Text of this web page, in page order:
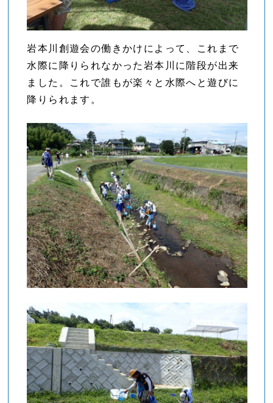
岩本川創遊会の働きかけによって、これまで
水際に降りられなかった岩本川に階段が出来
ました。これで誰もが楽々と水際へと遊びに
降りられます。